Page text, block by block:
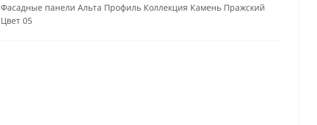
Фасадные панели Альта Профиль Коллекция Камень Пражский
Цвет 05